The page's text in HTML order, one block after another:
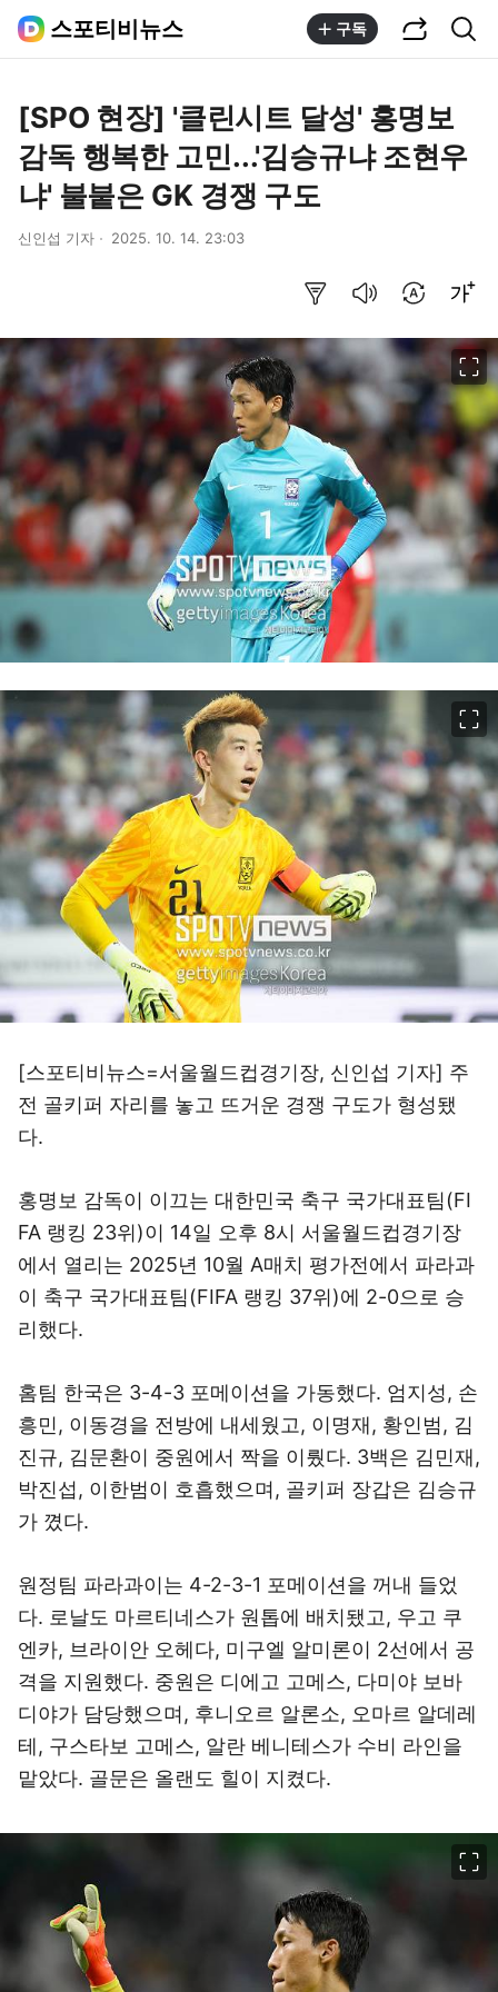
스포티비뉴스 구독
[SPO 현장] '클린시트 달성' 홍명보
감독 행복한 고민...'김승규냐 조현우
냐' 불붙은 GK 경쟁 구도
신인섭 기자 2025. 10. 14. 23:03
[스포티비뉴스=서울월드컵경기장, 신인섭 기자] 주
전 골키퍼 자리를 놓고 뜨거운 경쟁 구도가 형성됐
다.
홍명보 감독이 이끄는 대한민국 축구 국가대표팀(FI
FA 랭킹 23위)이 14일 오후 8시 서울월드컵경기장
에서 열리는 2025년 10월 A매치 평가전에서 파라과
이 축구 국가대표팀(FIFA 랭킹 37위)에 2-0으로 승
리했다.
홈팀 한국은 3-4-3 포메이션을 가동했다. 엄지성, 손
흥민, 이동경을 전방에 내세웠고, 이명재, 황인범, 김
진규, 김문환이 중원에서 짝을 이뤘다. 3백은 김민재,
박진섭, 이한범이 호흡했으며, 골키퍼 장갑은 김승규
가 꼈다.
원정팀 파라과이는 4-2-3-1 포메이션을 꺼내 들었
다. 로날도 마르티네스가 원톱에 배치됐고, 우고 쿠
엔카, 브라이안 오헤다, 미구엘 알미론이 2선에서 공
격을 지원했다. 중원은 디에고 고메스, 다미야 보바
디야가 담당했으며, 후니오르 알론소, 오마르 알데레
테, 구스타보 고메스, 알란 베니테스가 수비 라인을
맡았다. 골문은 올랜도 힐이 지켰다.